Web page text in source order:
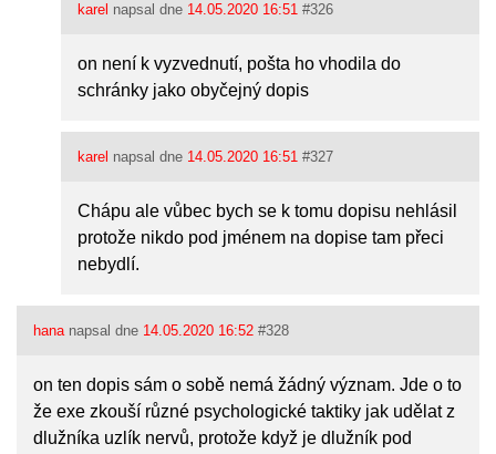
karel napsal dne 14.05.2020 16:51 #326
on není k vyzvednutí, pošta ho vhodila do
schránky jako obyčejný dopis
karel napsal dne 14.05.2020 16:51 #327
Chápu ale vůbec bych se k tomu dopisu nehlásil
protože nikdo pod jménem na dopise tam přeci
nebydlí.
hananapsal dne 14.05.2020 16:52 #328
on ten dopis sám o sobě nemá žádný význam. Jde o to
že exe zkouší různé psychologické taktiky jak udělat z
dlužníka uzlík nervů, protože když je dlužník pod